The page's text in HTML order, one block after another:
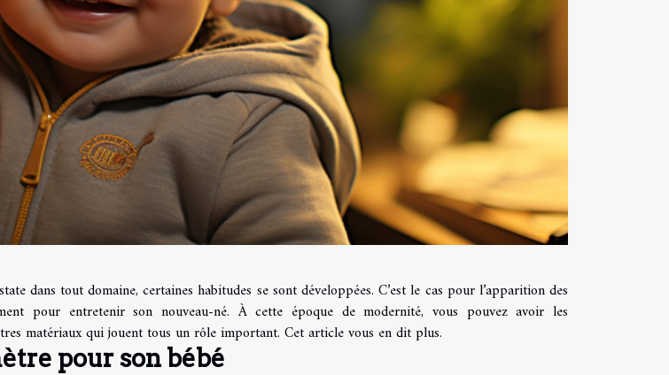
dans tout domaine, certaines habitudes se sont développées. C’est le cas pour l’apparition des
pour entretenir son nouveau-né. À cette époque de modernité, vous pouvez avoir les
matériaux qui jouent tous un rôle important. Cet article vous en dit plus.
pour son bébé